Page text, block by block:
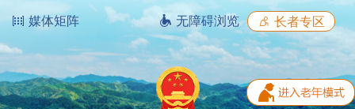
媒体矩阵 无障碍浏览 长者专区